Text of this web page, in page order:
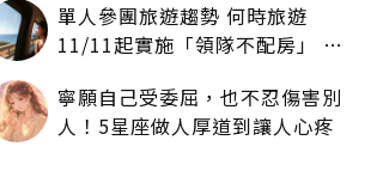
單人參團旅遊趨勢 何時旅遊
11/11起實施「領隊不配房」 落
寧願自己受委屈，也不忍傷害別
人！5星座做人厚道到讓人心疼